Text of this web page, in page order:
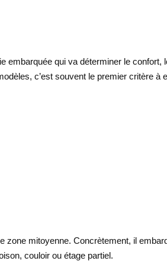
embarquée qui va déterminer le confort,
c’est souvent le premier critère à
mitoyenne. Concrètement, il
couloir ou étage partiel.